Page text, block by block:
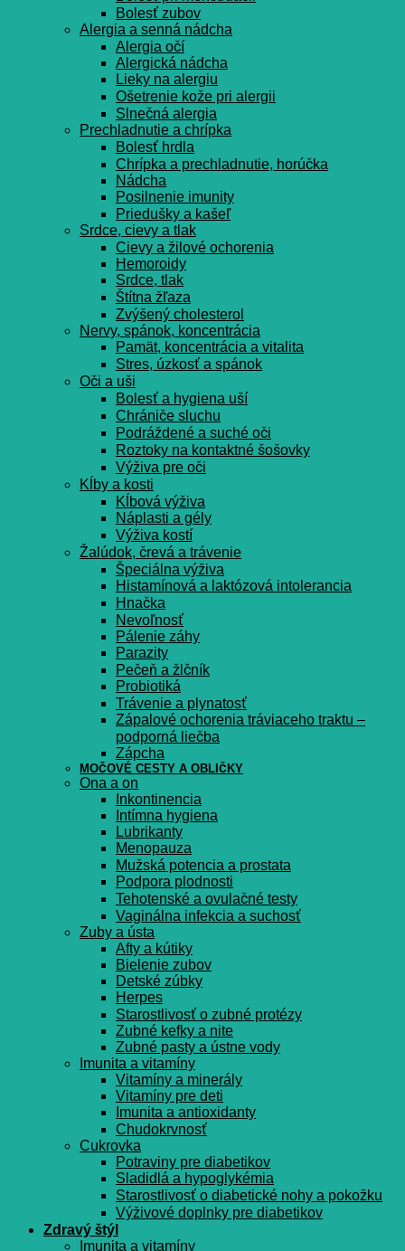
Bolesť zubov
Alergia a senná nádcha
Alergia očí
Alergická nádcha
Lieky na alergiu
Ošetrenie kože pri alergii
Slnečná alergia
Prechladnutie a chrípka
Bolesť hrdla
Chrípka a prechladnutie, horúčka
Nádcha
Posilnenie imunity
Priedušky a kašeľ
Srdce, cievy a tlak
Cievy a žilové ochorenia
Hemoroidy
Srdce, tlak
Štítna žľaza
Zvýšený cholesterol
Nervy, spánok, koncentrácia
Pamät, koncentrácia a vitalita
Stres, úzkosť a spánok
Oči a uši
Bolesť a hygiena uší
Chrániče sluchu
Podráždené a suché oči
Roztoky na kontaktné šošovky
Výživa pre oči
Kĺby a kosti
Kĺbová výživa
Náplasti a gély
Výživa kostí
Žalúdok, črevá a trávenie
Špeciálna výživa
Histamínová a laktózová intolerancia
Hnačka
Nevoľnosť
Pálenie záhy
Parazity
Pečeň a žlčník
Probiotiká
Trávenie a plynatosť
Zápalové ochorenia tráviaceho traktu –
podporná liečba
Zápcha
MOČOVÉ CESTY A OBLIČKY
Ona a on
Inkontinencia
Intímna hygiena
Lubrikanty
Menopauza
Mužská potencia a prostata
Podpora plodnosti
Tehotenské a ovulačné testy
Vaginálna infekcia a suchosť
Zuby a ústa
Afty a kútiky
Bielenie zubov
Detské zúbky
Herpes
Starostlivosť o zubné protézy
Zubné kefky a nite
Zubné pasty a ústne vody
Imunita a vitamíny
Vitamíny a minerály
Vitamíny pre deti
Imunita a antioxidanty
Chudokrvnosť
Cukrovka
Potraviny pre diabetikov
Sladidlá a hypoglykémia
Starostlivosť o diabetické nohy a pokožku
Výživové doplnky pre diabetikov
Zdravý štýl
Imunita a vitamíny